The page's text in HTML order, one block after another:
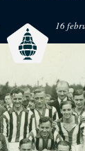
Het
KNVB voor
16